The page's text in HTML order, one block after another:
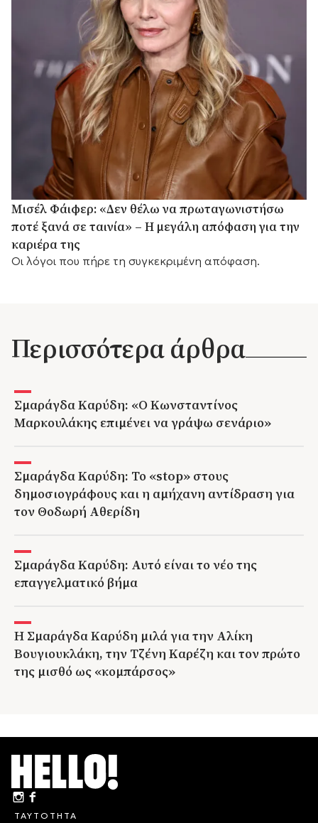
Μισέλ Φάιφερ: «Δεν θέλω να πρωταγωνιστήσω
ποτέ ξανά σε ταινία» – Η μεγάλη απόφαση για την
καριέρα της
Οι λόγοι που πήρε τη συγκεκριμένη απόφαση.
Περισσότερα άρθρα
Σμαράγδα Καρύδη: «Ο Κωνσταντίνος
Μαρκουλάκης επιμένει να γράψω σενάριο»
Σμαράγδα Καρύδη: Το «stop» στους
δημοσιογράφους και η αμήχανη αντίδραση για
τον Θοδωρή Αθερίδη
Σμαράγδα Καρύδη: Αυτό είναι το νέο της
επαγγελματικό βήμα
Η Σμαράγδα Καρύδη μιλά για την Αλίκη
Βουγιουκλάκη, την Τζένη Καρέζη και τον πρώτο
της μισθό ως «κομπάρσος»
ΤΑΥΤΟΤΗΤΑ